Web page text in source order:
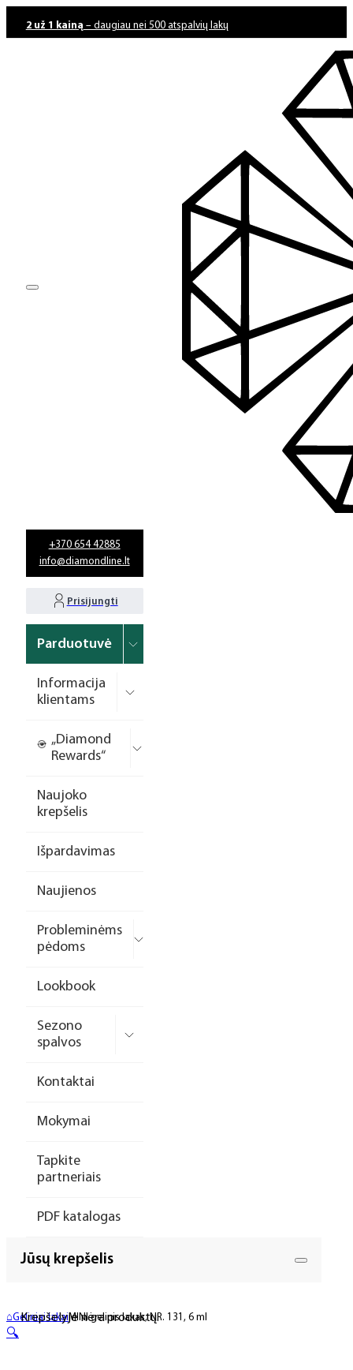
2 už 1 kainą – daugiau nei 500 atspalvių lakų
+370 654 42885
info@diamondline.lt
Prisijungti
Parduotuvė
Informacija
klientams
„Diamond
Rewards“
Naujoko
krepšelis
Išpardavimas
Naujienos
Probleminėms
pėdoms
Lookbook
Sezono
spalvos
Kontaktai
Mokymai
Tapkite
partneriais
PDF katalogas
Jūsų krepšelis
Krepšelyje nėra produktų.
⌂Geliniai lakaiMINI gelinis lakas, NR. 131, 6 ml
🔍